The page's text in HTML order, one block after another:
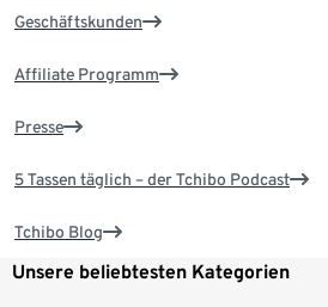
Geschäftskunden
Affiliate Programm
Presse
5 Tassen täglich – der Tchibo Podcast
Tchibo Blog
Unsere beliebtesten Kategorien